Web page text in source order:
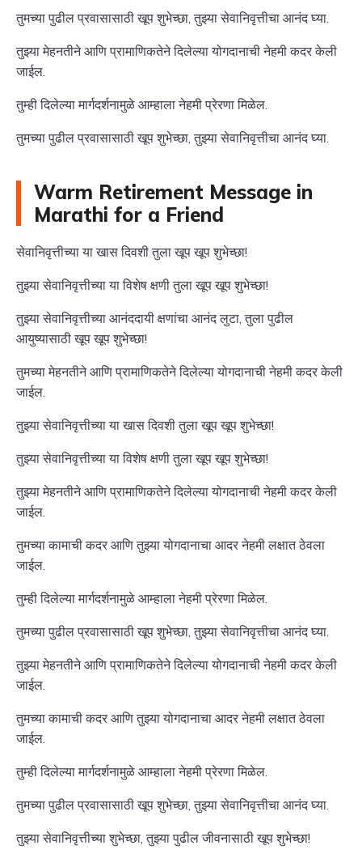
तुमच्या पुढील प्रवासासाठी खूप शुभेच्छा, तुझ्या सेवानिवृत्तीचा आनंद घ्या.
तुझ्या मेहनतीने आणि प्रामाणिकतेने दिलेल्या योगदानाची नेहमी कदर केली
जाईल.
तुम्ही दिलेल्या मार्गदर्शनामुळे आम्हाला नेहमी प्रेरणा मिळेल.
तुमच्या पुढील प्रवासासाठी खूप शुभेच्छा, तुझ्या सेवानिवृत्तीचा आनंद घ्या.
Warm Retirement Message in
Marathi for a Friend
सेवानिवृत्तीच्या या खास दिवशी तुला खूप खूप शुभेच्छा!
तुझ्या सेवानिवृत्तीच्या या विशेष क्षणी तुला खूप खूप शुभेच्छा!
तुझ्या सेवानिवृत्तीच्या आनंददायी क्षणांचा आनंद लुटा, तुला पुढील
आयुष्यासाठी खूप खूप शुभेच्छा!
तुमच्या मेहनतीने आणि प्रामाणिकतेने दिलेल्या योगदानाची नेहमी कदर केली
जाईल.
तुझ्या सेवानिवृत्तीच्या या खास दिवशी तुला खूप खूप शुभेच्छा!
तुझ्या सेवानिवृत्तीच्या या विशेष क्षणी तुला खूप खूप शुभेच्छा!
तुझ्या मेहनतीने आणि प्रामाणिकतेने दिलेल्या योगदानाची नेहमी कदर केली
जाईल.
तुमच्या कामाची कदर आणि तुझ्या योगदानाचा आदर नेहमी लक्षात ठेवला
जाईल.
तुम्ही दिलेल्या मार्गदर्शनामुळे आम्हाला नेहमी प्रेरणा मिळेल.
तुमच्या पुढील प्रवासासाठी खूप शुभेच्छा, तुझ्या सेवानिवृत्तीचा आनंद घ्या.
तुझ्या मेहनतीने आणि प्रामाणिकतेने दिलेल्या योगदानाची नेहमी कदर केली
जाईल.
तुमच्या कामाची कदर आणि तुझ्या योगदानाचा आदर नेहमी लक्षात ठेवला
जाईल.
तुम्ही दिलेल्या मार्गदर्शनामुळे आम्हाला नेहमी प्रेरणा मिळेल.
तुमच्या पुढील प्रवासासाठी खूप शुभेच्छा, तुझ्या सेवानिवृत्तीचा आनंद घ्या.
तुझ्या सेवानिवृत्तीच्या शुभेच्छा, तुझ्या पुढील जीवनासाठी खूप शुभेच्छा!